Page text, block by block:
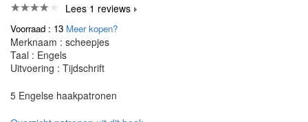
Lees 1 reviews
Voorraad : 13 Meer kopen?
Merknaam : scheepjes
Taal : Engels
Uitvoering : Tijdschrift
5 Engelse haakpatronen